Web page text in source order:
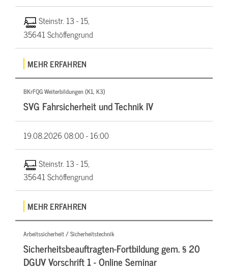
Steinstr. 13 - 15,
35641 Schöffengrund
MEHR ERFAHREN
BKrFQG Weiterbildungen (K1, K3)
SVG Fahrsicherheit und Technik IV
19.08.202608:00 - 16:00
Steinstr. 13 - 15,
35641 Schöffengrund
MEHR ERFAHREN
Arbeitssicherheit / Sicherheitstechnik
Sicherheitsbeauftragten-Fortbildung gem. § 20
DGUV Vorschrift 1 - Online Seminar